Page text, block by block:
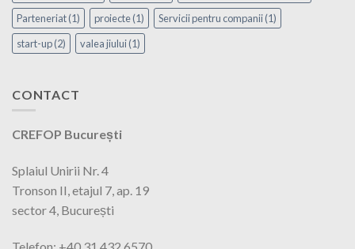
Parteneriat(1) proiecte(1) Servicii pentru companii(1)
start-up(2) valea jiului(1)
CONTACT
CREFOP București
Splaiul Unirii Nr. 4
Tronson II, etajul 7, ap. 19
sector 4, București
Telefon: +40 31 432 6570